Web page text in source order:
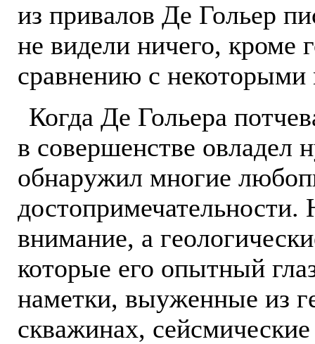
из привалов Де Гольер
не видели ничего, кроме
сравнению с
Когда Де Гольера
в совершенстве
обнаружил многие
достопримечательности.
внимание, а
которые его опытный
наметки, выуженные из
скважинах,